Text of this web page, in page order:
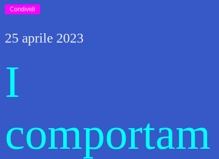
Condividi
25 aprile 2023
I
comportam